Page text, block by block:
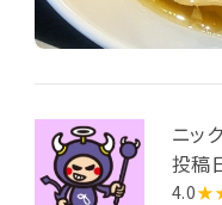
ニッ
投稿
4.0